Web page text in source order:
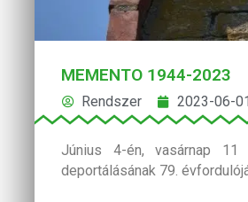
MEMENTO 1944-2023
Rendszer 2023-06-01
Június 4-én, vasárnap
deportálásának 79.